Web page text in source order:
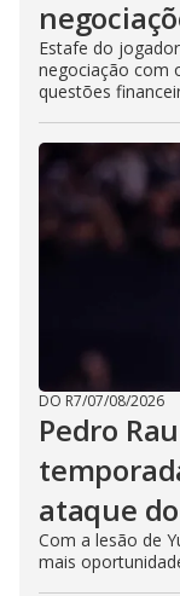
Estafe do
negociação com
questões
DO R7/07/08/2026
Pedro
ataque
Com a lesão de
mais